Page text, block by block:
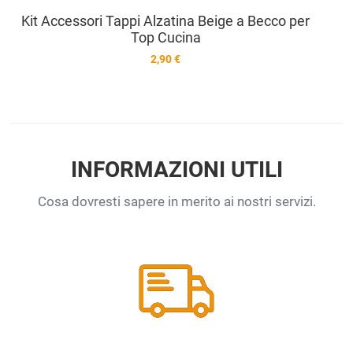
Kit Accessori Tappi Alzatina Beige a Becco per
Top Cucina
2,90 €
INFORMAZIONI UTILI
Cosa dovresti sapere in merito ai nostri servizi.